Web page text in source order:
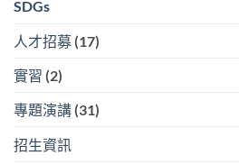
SDGs
人才招募 (17)
實習 (2)
專題演講 (31)
招生資訊